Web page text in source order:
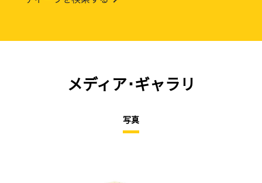
メディア･ギャラリ
写真